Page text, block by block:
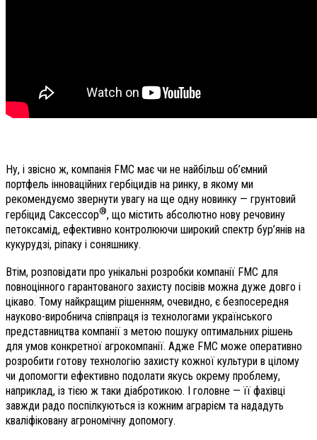
Ну, і звісно ж, компанія FMC має чи не найбільш об’ємний
портфель інноваційних гербіцидів на ринку, в якому ми
рекомендуємо звернути увагу на ще одну новинку — грунтовий
гербіцид Саксессор®, що містить абсолютно нову речовину
петоксамід, ефективно контролюючи широкий спектр бур’янів на
кукурудзі, ріпаку і соняш­нику.
Втім, розповідати про унікальні розробки компанії FMC для
повноцінного гарантованого захисту посівів можна дуже довго і
цікаво. Тому найкращим рішенням, очевидно, є безпосередня
науково-виробнича співпраця із технологами українського
представництва компанії з метою пошуку оптимальних рішень
для умов конкретної агрокомпанії. Адже FMC може оперативно
розробити готову технологію захисту кожної культури в цілому
чи допомогти ефективно подолати якусь окрему проблему,
наприклад, із тією ж таки діабротикою. І головне — її фахівці
завжди радо поспілкуються із кожним аграрієм та нададуть
кваліфіковану агрономічну допомогу.